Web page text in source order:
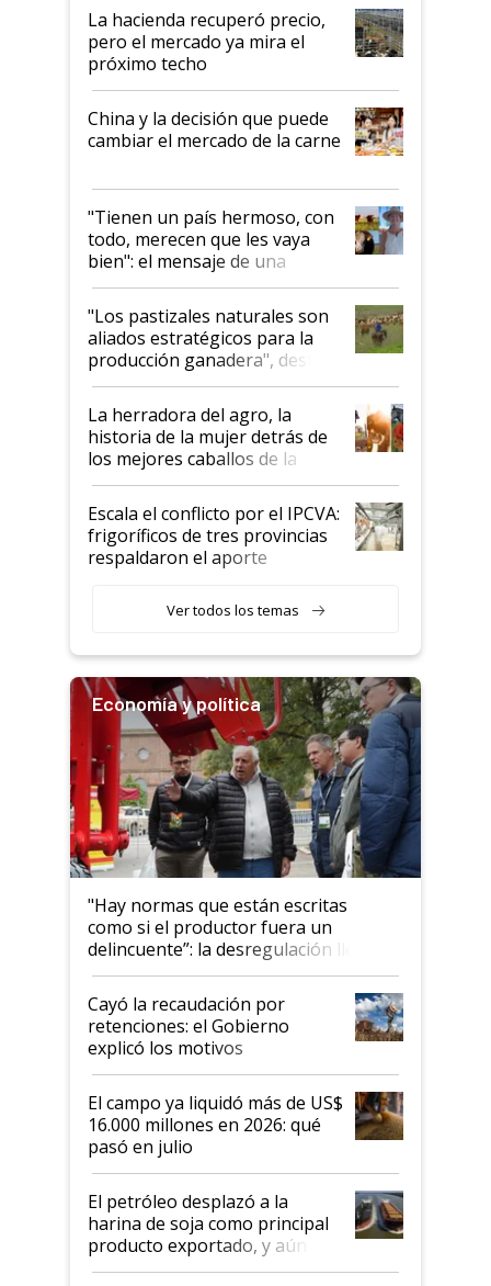
La hacienda recuperó precio,
pero el mercado ya mira el
próximo techo
China y la decisión que puede
cambiar el mercado de la carne
"Tienen un país hermoso, con
todo, merecen que les vaya
bien": el mensaje de una
ganadera uruguaya sobre las
oportunidades que se abren
para el agro en Argentina, con
foco en la carne
"Los pastizales naturales son
aliados estratégicos para la
producción ganadera", destaca
la iniciativa que ya reúne a 46
establecimientos en Argentina
La herradora del agro, la
historia de la mujer detrás de
los mejores caballos de la
Argentina y los mitos que
todavía hacen sufrir a estos
animales: "Mientras me
descalificaban, yo seguí
haciendo currículum"
Escala el conflicto por el IPCVA:
frigoríficos de tres provincias
respaldaron el aporte
Ver todos los temas
Economía y política
"Hay normas que están escritas
como si el productor fuera un
delincuente”: la desregulación llegó
al Congreso Aapresid y hasta se
habló del financiamiento al IPCVA
Cayó la recaudación por
retenciones: el Gobierno
explicó los motivos
El campo ya liquidó más de US$
16.000 millones en 2026: qué
pasó en julio
El petróleo desplazó a la
harina de soja como principal
producto exportado, y aún así
el agro aportó casi seis de cada